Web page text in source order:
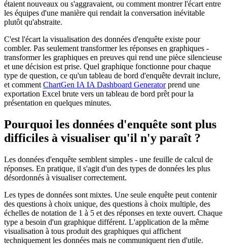
étaient nouveaux ou s'aggravaient, ou comment montrer l'écart entre
les équipes d'une manière qui rendait la conversation inévitable
plutôt qu'abstraite.
C'est l'écart la visualisation des données d'enquête existe pour
combler. Pas seulement transformer les réponses en graphiques -
transformer les graphiques en preuves qui rend une pièce silencieuse
et une décision est prise. Quel graphique fonctionne pour chaque
type de question, ce qu'un tableau de bord d'enquête devrait inclure,
et comment ChartGen IA IA Dashboard Generatorprend une
exportation Excel brute vers un tableau de bord prêt pour la
présentation en quelques minutes.
Pourquoi les données d'enquête sont plus
difficiles à visualiser qu'il n'y paraît ?
Les données d'enquête semblent simples - une feuille de calcul de
réponses. En pratique, il s'agit d'un des types de données les plus
désordonnés à visualiser correctement.
Les types de données sont mixtes. Une seule enquête peut contenir
des questions à choix unique, des questions à choix multiple, des
échelles de notation de 1 à 5 et des réponses en texte ouvert. Chaque
type a besoin d'un graphique différent. L'application de la même
visualisation à tous produit des graphiques qui affichent
techniquement les données mais ne communiquent rien d'utile.